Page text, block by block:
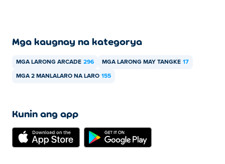
Mga kaugnay na kategorya
MGA LARONG ARCADE 296 MGA LARONG MAY TANGKE 17
MGA 2 MANLALARO NA LARO 155
Kunin ang app